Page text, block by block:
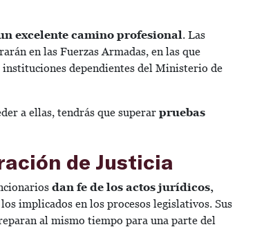
excelente camino profesional. Las
en las Fuerzas Armadas, en las que
instituciones dependientes del Ministerio de
a ellas, tendrás que superar pruebas
de Justicia
dan fe de los actos jurídicos,
implicados en los procesos legislativos. Sus
al mismo tiempo para una parte del